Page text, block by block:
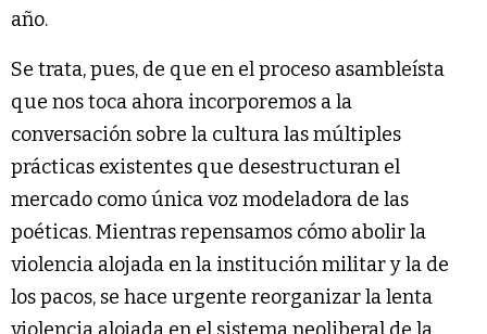
año.
Se trata, pues, de que en el proceso asambleísta
que nos toca ahora incorporemos a la
conversación sobre la cultura las múltiples
prácticas existentes que desestructuran el
mercado como única voz modeladora de las
poéticas. Mientras repensamos cómo abolir la
violencia alojada en la institución militar y la de
los pacos, se hace urgente reorganizar la lenta